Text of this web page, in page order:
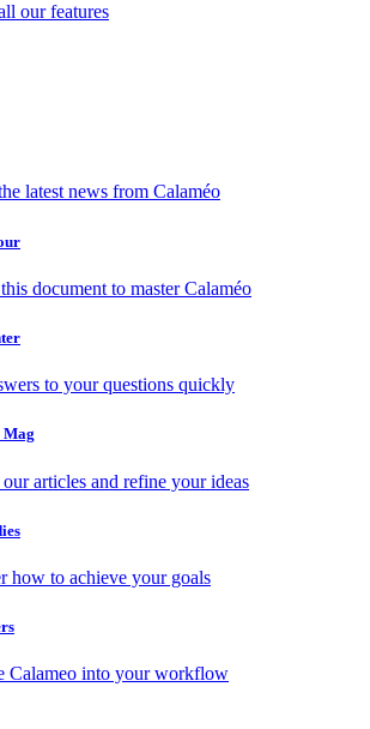
our features
latest news from Calaméo
document to master Calaméo
to your questions quickly
Mag
articles and refine your ideas
how to achieve your goals
Calameo into your workflow